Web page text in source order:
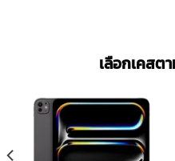
เลือกเคสต